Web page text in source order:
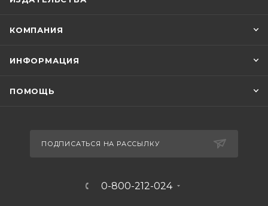
КОМПАНИЯ
ИНФОРМАЦИЯ
ПОМОЩЬ
ПОДПИСАТЬСЯ НА РАССЫЛКУ
0-800-212-024